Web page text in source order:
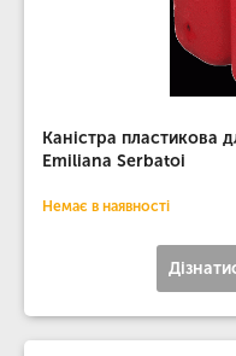
Каністра пластикова
Emiliana Serbatoi
Немає в наявності